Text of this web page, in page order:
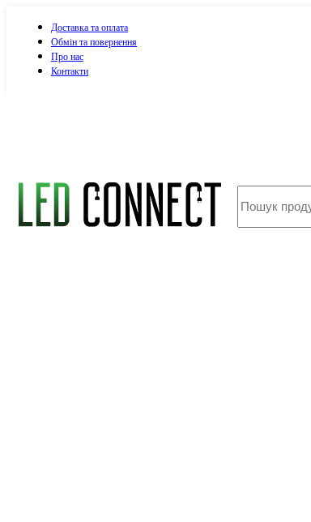
Доставка та оплата
Обмін та повернення
Про нас
Контакти